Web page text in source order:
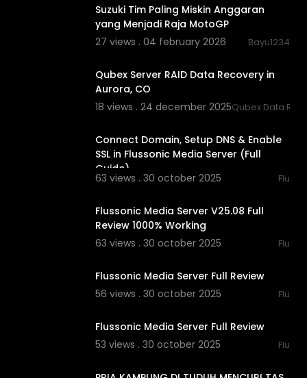
Suzuki Tim Paling Miskin Anggaran
yang Menjadi Raja MotoGP
27 views . 04 february 2026
Bayu1234
Qubex Server RAID Data Recovery in
Aurora, CO
18 views . 24 december 2025Qubex Data
Connect Domain, Setup DNS & Enable
SSL in Flussonic Media Server (Full
Guide)
63 views . 30 october 2025 Flu
Flussonic Media Server V25.08 Full
Review 1000% Working
63 views . 30 october 2025
Flu
Flussonic Media Server Full Review
56 views . 30 october 2025
Flu
Flussonic Media Server Full Review
53 views . 30 october 2025
Flu